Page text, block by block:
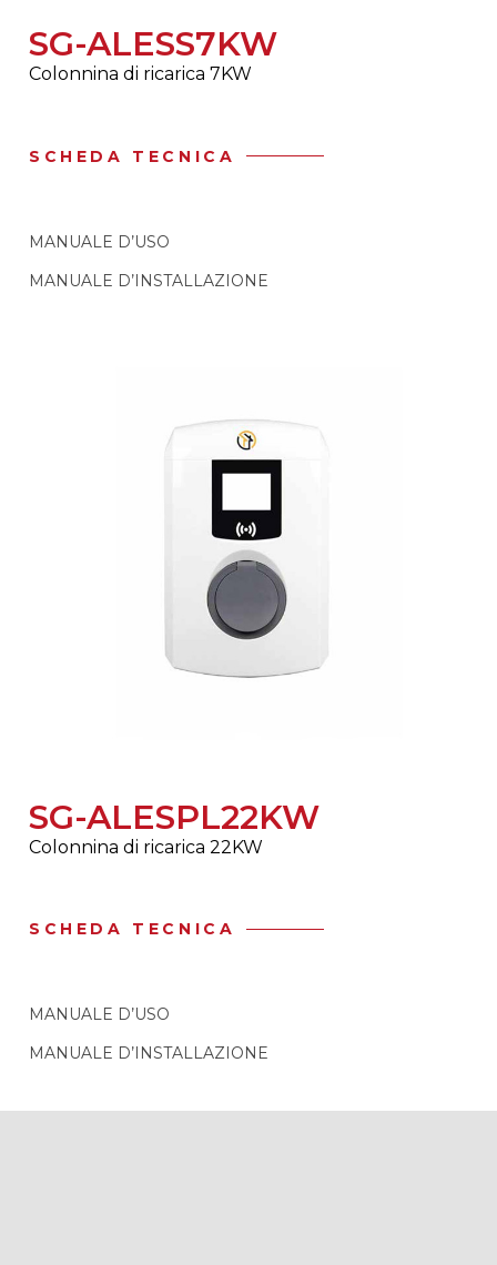
SG-ALESS7KW
Colonnina di ricarica 7KW
SCHEDA TECNICA
MANUALE D’USO
MANUALE D’INSTALLAZIONE
SG-ALESPL22KW
Colonnina di ricarica 22KW
SCHEDA TECNICA
MANUALE D’USO
MANUALE D’INSTALLAZIONE